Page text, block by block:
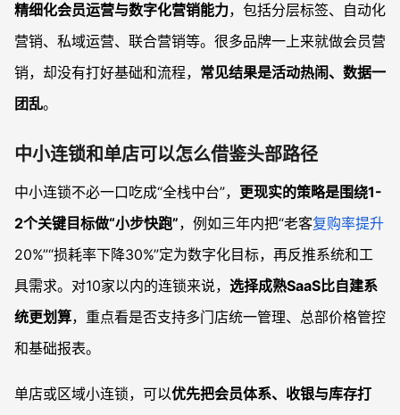
精细化会员运营与数字化营销能力，包括分层标签、自动化
营销、私域运营、联合营销等。很多品牌一上来就做会员营
销，却没有打好基础和流程， 常见结果是活动热闹、数据一
团乱。
中小连锁和单店可以怎么借鉴头部路径
中小连锁不必一口吃成“全栈中台”， 更现实的策略是围绕1-
2个关键目标做“小步快跑”，例如三年内把“老客复购率提升
20%”“损耗率下降30%”定为数字化目标，再反推系统和工
具需求。对10家以内的连锁来说， 选择成熟SaaS比自建系
统更划算，重点看是否支持多门店统一管理、总部价格管控
和基础报表。
单店或区域小连锁，可以优先把会员体系、收银与库存打